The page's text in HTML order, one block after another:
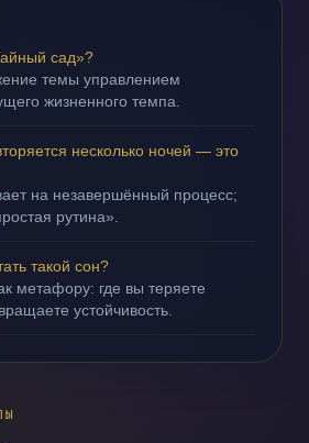
сад»?
темы управлением
жизненного темпа.
несколько ночей — это
на незавершённый процесс;
рутина».
такой сон?
метафору: где вы теряете
устойчивость.